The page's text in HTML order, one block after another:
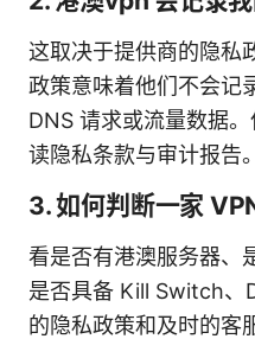
这取决于提供商的隐私
政策意味着他们不会记
DNS 请求或流量数据
读隐私条款与审计报告。
3. 如何判断一家
看是否有港澳服务器、
是否具备 Kill Switch、
的隐私政策和及时的客